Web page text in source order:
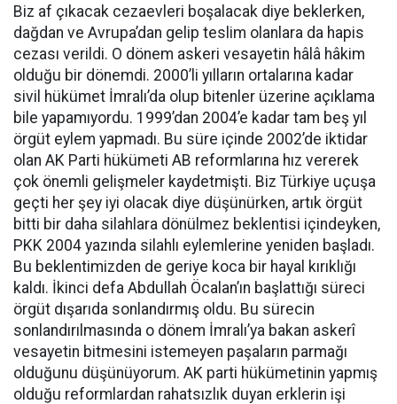
Biz af çıkacak cezaevleri boşalacak diye beklerken,
dağdan ve Avrupa’dan gelip teslim olanlara da hapis
cezası verildi. O dönem askeri vesayetin hâlâ hâkim
olduğu bir dönemdi. 2000’li yılların ortalarına kadar
sivil hükümet İmralı’da olup bitenler üzerine açıklama
bile yapamıyordu. 1999’dan 2004’e kadar tam beş yıl
örgüt eylem yapmadı. Bu süre içinde 2002’de iktidar
olan AK Parti hükümeti AB reformlarına hız vererek
çok önemli gelişmeler kaydetmişti. Biz Türkiye uçuşa
geçti her şey iyi olacak diye düşünürken, artık örgüt
bitti bir daha silahlara dönülmez beklentisi içindeyken,
PKK 2004 yazında silahlı eylemlerine yeniden başladı.
Bu beklentimizden de geriye koca bir hayal kırıklığı
kaldı. İkinci defa Abdullah Öcalan’ın başlattığı süreci
örgüt dışarıda sonlandırmış oldu. Bu sürecin
sonlandırılmasında o dönem İmralı’ya bakan askerî
vesayetin bitmesini istemeyen paşaların parmağı
olduğunu düşünüyorum. AK parti hükümetinin yapmış
olduğu reformlardan rahatsızlık duyan erklerin işi